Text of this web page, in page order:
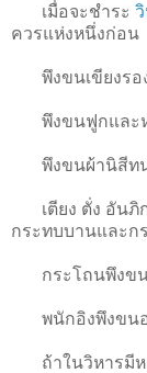
เมื่อจะชำระ
ควรแห่งหนึ่งก่อน
พึงขนเขียงรอ
พึงขนฟูกและ
พึงขนผ้านิสีท
เตียง ตั่ง อัน
กระทบบานและก
กระโถนพึงข
พนักอิงพึงขน
ถ้าในวิหารมี